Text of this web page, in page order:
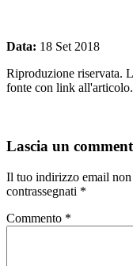
Data: 18 Set 2018
Riproduzione riservata.
fonte con link all'articolo.
Lascia un
Il tuo indirizzo email non
contrassegnati *
Commento *